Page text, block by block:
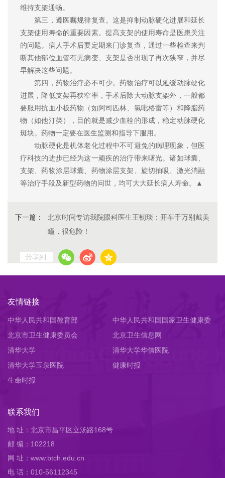
维持支架通畅。
第三，遵医嘱规律复查。这是抑制动脉硬化进展和延长
支架使用寿命的重要因素。提高支架的使用寿命是医患关注
的问题。病人手术后要定期来门诊复查，通过一些检查来判
断其他部位血管有无病变、支架是否出现了再次狭窄，并尽
早解决这些问题。
第四，药物治疗必不可少。药物治疗可以延缓动脉硬化
进展，降低支架再狭窄率，手术后除大动脉支架外，一般都
要服用抗血小板药物（如阿司匹林、氯吡格雷等）和降脂药
物（如他汀类），目的就是减少血栓的形成，稳定动脉硬化
斑块。药物一定要在医生监测和指导下服用。
动脉硬化是机体老化过程中不可避免的病理现象，但医
疗科技的进步已经为这一顽疾的治疗带来曙光。诸如球囊、
支架、药物涂层球囊、药物涂层支架、旋切抽吸、激光消融
等治疗手段及新型药物的问世，均可大大延长病人寿命。▲
下一篇：
北京时间专访我院眼科医生王韧琰：开车千万别戴美
瞳，很危险！
分享到:
友情链接
中华人民共和国教育部
中华人民共和国国家卫生健康委
员会
北京市卫生健康委员会
北京卫生信息网
清华大学
清华大学华信医院
清华大学玉泉医院
健康时报
生命时报
联系我们
地 址：北京市昌平区立汤路168号
邮 编：102218
网 址：www.btch.edu.cn
电 话：010-56112345